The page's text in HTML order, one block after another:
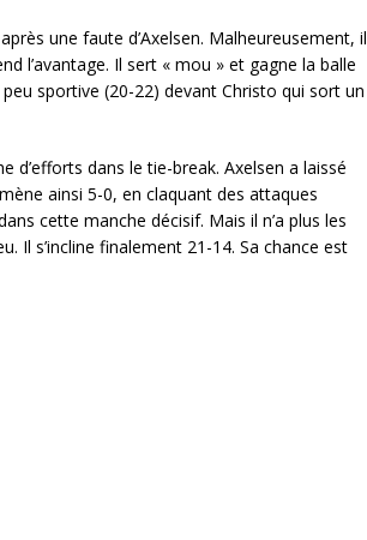
une faute d’Axelsen. Malheureusement, il
l’avantage. Il sert « mou » et gagne la balle
sportive (20-22) devant Christo qui sort un
d’efforts dans le tie-break. Axelsen a laissé
ainsi 5-0, en claquant des attaques
cette manche décisif. Mais il n’a plus les
Il s’incline finalement 21-14. Sa chance est